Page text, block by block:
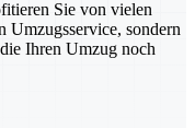
Sie von vielen
Umzugsservice, sondern
Ihren Umzug noch